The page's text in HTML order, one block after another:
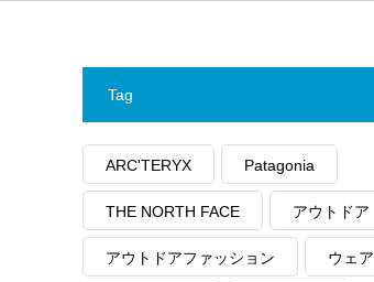
Tag
ARC'TERYX Patagonia
THE NORTH FACE アウトドア
アウトドアファッション ウェア